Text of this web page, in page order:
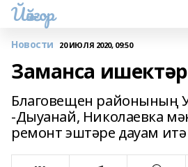
Йәйғор
Новости 20 ИЮЛЯ 2020, 09:50
Заманса
Благовещен районының
-Дыуанай, Николаевка
ремонт эштәре дауам итә